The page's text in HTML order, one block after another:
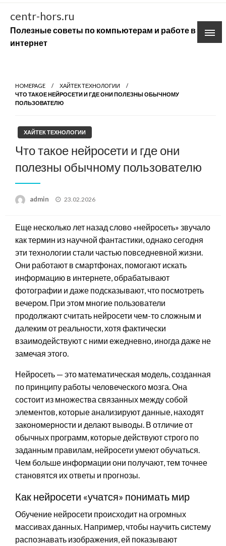
Skip
content
centr-hors.ru
Полезные советы по компьютерам и работе в
интернет
HOMEPAGE
ХАЙТЕК ТЕХНОЛОГИИ
ЧТО ТАКОЕ НЕЙРОСЕТИ И ГДЕ ОНИ ПОЛЕЗНЫ ОБЫЧНОМУ
ПОЛЬЗОВАТЕЛЮ
ХАЙТЕК ТЕХНОЛОГИИ
Что такое нейросети и где они
полезны обычному пользователю
admin
Posted
23.02.2026
Еще несколько лет назад слово «нейросеть» звучало
как термин из научной фантастики, однако сегодня
эти технологии стали частью повседневной жизни.
Они работают в смартфонах, помогают искать
информацию в интернете, обрабатывают
фотографии и даже подсказывают, что посмотреть
вечером. При этом многие пользователи
продолжают считать нейросети чем-то сложным и
далеким от реальности, хотя фактически
взаимодействуют с ними ежедневно, иногда даже не
замечая этого.
Нейросеть — это математическая модель, созданная
по принципу работы человеческого мозга. Она
состоит из множества связанных между собой
элементов, которые анализируют данные, находят
закономерности и делают выводы. В отличие от
обычных программ, которые действуют строго по
заданным правилам, нейросети умеют обучаться.
Чем больше информации они получают, тем точнее
становятся их ответы и прогнозы.
Как нейросети «учатся» понимать мир
Обучение нейросети происходит на огромных
массивах данных. Например, чтобы научить систему
распознавать изображения, ей показывают